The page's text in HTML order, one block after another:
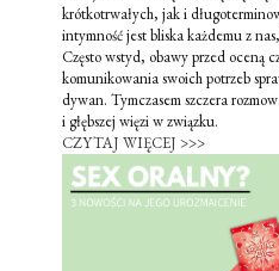
krótkotrwałych, jak i
intymność jest bliska każdemu z
Często wstyd, obawy przed oceną
komunikowania swoich potrzeb
dywan. Tymczasem szczera
i głębszej więzi w związku.
CZYTAJ WIĘCEJ >>>